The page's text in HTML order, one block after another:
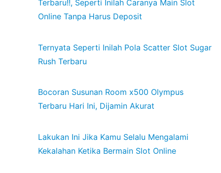
Terbaru!!, Seperti Inilah Caranya Main Slot
Online Tanpa Harus Deposit
Ternyata Seperti Inilah Pola Scatter Slot Sugar
Rush Terbaru
Bocoran Susunan Room x500 Olympus
Terbaru Hari Ini, Dijamin Akurat
Lakukan Ini Jika Kamu Selalu Mengalami
Kekalahan Ketika Bermain Slot Online